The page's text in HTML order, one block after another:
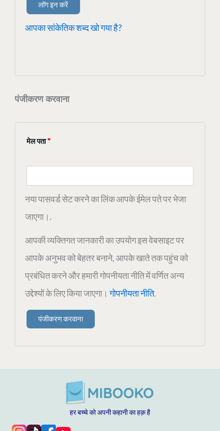
लॉग इन करें
आपका सांकेतिक शब्द खो गया है?
पंजीकरण करवाना
मेल पता*
नया पासवर्ड सेट करने का लिंक आपके ईमेल पते पर भेजा
जाएगा।.
आपकी व्यक्तिगत जानकारी का उपयोग इस वेबसाइट पर
आपके अनुभव को बेहतर बनाने, आपके खाते तक पहुंच को
प्रबंधित करने और हमारी गोपनीयता नीति में वर्णित अन्य
उद्देश्यों के लिए किया जाएगा।गोपनीयता नीति.
पंजीकरण करवाना
हर बच्चे को अपनी कहानी का हक़ है